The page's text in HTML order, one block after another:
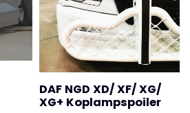
DAF NGD XD/ XF/ XG/
XG+ Koplampspoiler